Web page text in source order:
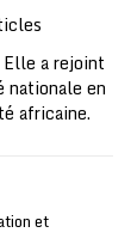
a rejoint
nationale en
africaine.
et